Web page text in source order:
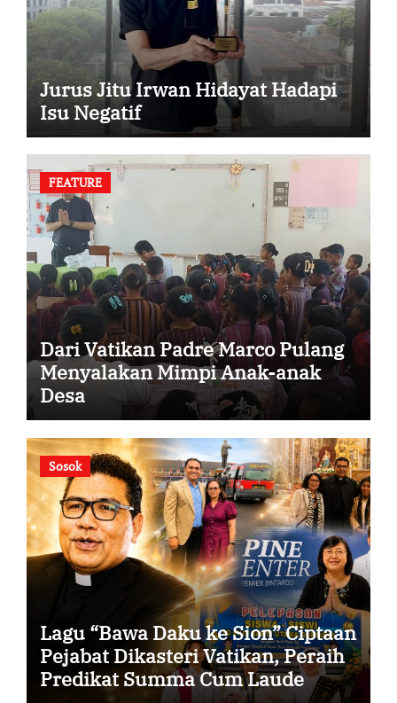
Jurus Jitu Irwan Hidayat Hadapi
Isu Negatif
FEATURE
Dari Vatikan Padre Marco Pulang
Menyalakan Mimpi Anak-anak
Desa
Sosok
Lagu “Bawa Daku ke Sion” Ciptaan
Pejabat Dikasteri Vatikan, Peraih
Predikat Summa Cum Laude